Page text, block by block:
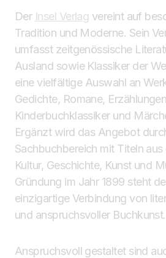
Der Insel Verlag vereint auf
Tradition und Moderne. Sein
umfasst zeitgenössische
Ausland sowie Klassiker der
eine vielfältige Auswahl an
Gedichte, Romane,
Kinderbuchklassiker und
Ergänzt wird das Angebot
Sachbuchbereich mit Titeln
Kultur, Geschichte, Kunst und
Gründung im Jahr 1899 steht
einzigartige Verbindung von
und anspruchsvoller Buchkunst.
Anspruchsvoll gestaltet sind